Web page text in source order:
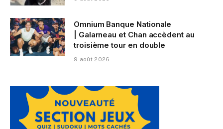
Omnium Banque Nationale
| Galarneau et Chan accèdent au
troisième tour en double
9 août 2026